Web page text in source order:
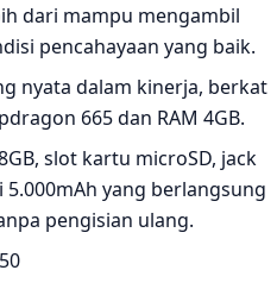
dari mampu mengambil
pencahayaan yang baik.
nyata dalam kinerja, berkat
665 dan RAM 4GB.
slot kartu microSD, jack
yang berlangsung
pengisian ulang.